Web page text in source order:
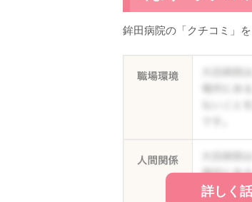
鉾田病院の「クチコミ」
詳しく